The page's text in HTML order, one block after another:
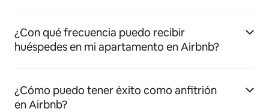
¿Con qué frecuencia puedo recibir
huéspedes en mi apartamento en Airbnb?
¿Cómo puedo tener éxito como anfitrión
en Airbnb?